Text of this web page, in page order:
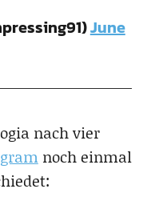
June
nach vier
noch einmal